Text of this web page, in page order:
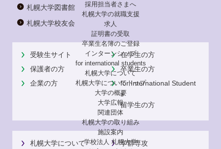
採用担当者さまへ
札幌大学の就職支援
求人
証明書の受取
卒業生名簿のご登録
インターンシップ
for international students
札幌大学について
札幌大学についてトップ
大学の概要
大学広報
関連団体
札幌大学の取り組み
施設案内
学校法人 札幌大学
札幌大学図書館
札幌大学校友会
受験生サイト
在学生の方
保護者の方
卒業生の方
企業の方
for International Student
s
留学生の方
札幌大学について 学群専攻